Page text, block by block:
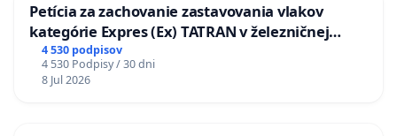
Petícia za zachovanie zastavovania vlakov
kategórie Expres (Ex) TATRAN v železničnej
stanici Púchov
4 530 podpisov
4 530 Podpisy / 30 dni
8 Jul 2026